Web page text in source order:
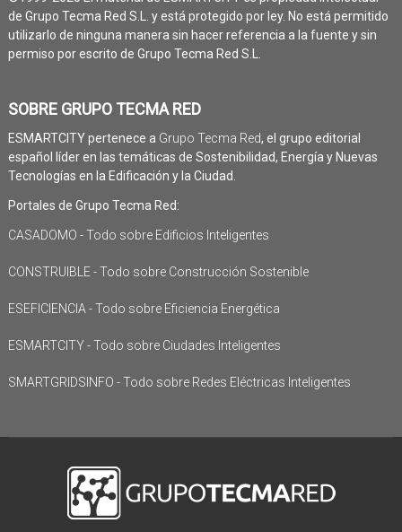
de Grupo Tecma Red S.L. y está protegido por ley. No está permitido
utilizarlo de ninguna manera sin hacer referencia a la fuente y sin
permiso por escrito de Grupo Tecma Red S.L.
SOBRE GRUPO TECMA RED
ESMARTCITY pertenece a Grupo Tecma Red, el grupo editorial
español líder en las temáticas de Sostenibilidad, Energía y Nuevas
Tecnologías en la Edificación y la Ciudad.
Portales de Grupo Tecma Red:
CASADOMO - Todo sobre Edificios Inteligentes
CONSTRUIBLE - Todo sobre Construcción Sostenible
ESEFICIENCIA - Todo sobre Eficiencia Energética
ESMARTCITY - Todo sobre Ciudades Inteligentes
SMARTGRIDSINFO - Todo sobre Redes Eléctricas Inteligentes